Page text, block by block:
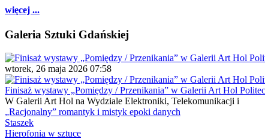
więcej ...
Galeria Sztuki Gdańskiej
wtorek, 26 maja 2026 07:58
Finisaż wystawy „Pomiędzy / Przenikania” w Galerii Art Hol
W Galerii Art Hol na Wydziale Elektroniki, Telekomunikacji i
„Racjonalny” romantyk i mistyk epoki danych
Staszek
Hierofonia w sztuce